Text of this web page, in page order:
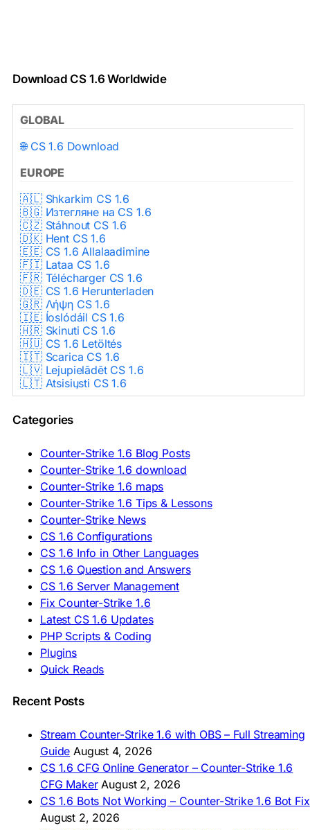
Download CS 1.6 Worldwide
GLOBAL
🌐 CS 1.6 Download
EUROPE
🇦🇱 Shkarkim CS 1.6
🇧🇬 Изтегляне на CS 1.6
🇨🇿 Stáhnout CS 1.6
🇩🇰 Hent CS 1.6
🇪🇪 CS 1.6 Allalaadimine
🇫🇮 Lataa CS 1.6
🇫🇷 Télécharger CS 1.6
🇩🇪 CS 1.6 Herunterladen
🇬🇷 Λήψη CS 1.6
🇮🇪 Íoslódáil CS 1.6
🇭🇷 Skinuti CS 1.6
🇭🇺 CS 1.6 Letöltés
🇮🇹 Scarica CS 1.6
🇱🇻 Lejupielādēt CS 1.6
🇱🇹 Atsisiųsti CS 1.6
🇳🇱 CS 1.6 Downloaden
🇵🇹 Descarregar CS 1.6
🇷🇺 Скачать CS 1.6
🇷🇸 Preuzmi CS 1.6
🇸🇰 Stiahnuť CS 1.6
🇸🇮 Prenesi CS 1.6
🇪🇸 Descargar CS 1.6
🇪🇸 Deskargatu CS 1.6
🇸🇪 Ladda ner CS 1.6
🇹🇷 CS 1.6 İndir
🇺🇦 Завантажити CS 1.6
ASIA & AFRICA
🇦🇿 CS 1.6 Yüklə
🇬🇪 CS 1.6 ჩამოტვირთვა
🇮🇳 CS 1.6 डाउनलोड
🇮🇩 Unduh CS 1.6
🇲🇾 CS 1.6 Muat Turun
🇲🇳 CS 1.6 Татах
🇵🇭 I-download CS 1.6
🇿🇦 Laai CS 1.6 af
AMERICAS
🇦🇷 Descargar CS 1.6
🇦🇷 CS 1.6 Edición Arg
🇧🇷 Baixar CS 1.6
Categories
Counter-Strike 1.6 Blog Posts
Counter-Strike 1.6 download
Counter-Strike 1.6 maps
Counter-Strike 1.6 Tips & Lessons
Counter-Strike News
CS 1.6 Configurations
CS 1.6 Info in Other Languages
CS 1.6 Question and Answers
CS 1.6 Server Management
Fix Counter-Strike 1.6
Latest CS 1.6 Updates
PHP Scripts & Coding
Plugins
Quick Reads
Recent Posts
Stream Counter-Strike 1.6 with OBS – Full Streaming
Guide August 4, 2026
CS 1.6 CFG Online Generator – Counter-Strike 1.6
CFG Maker August 2, 2026
CS 1.6 Bots Not Working – Counter-Strike 1.6 Bot Fix
August 2, 2026